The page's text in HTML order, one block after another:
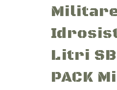
Litri
PACK